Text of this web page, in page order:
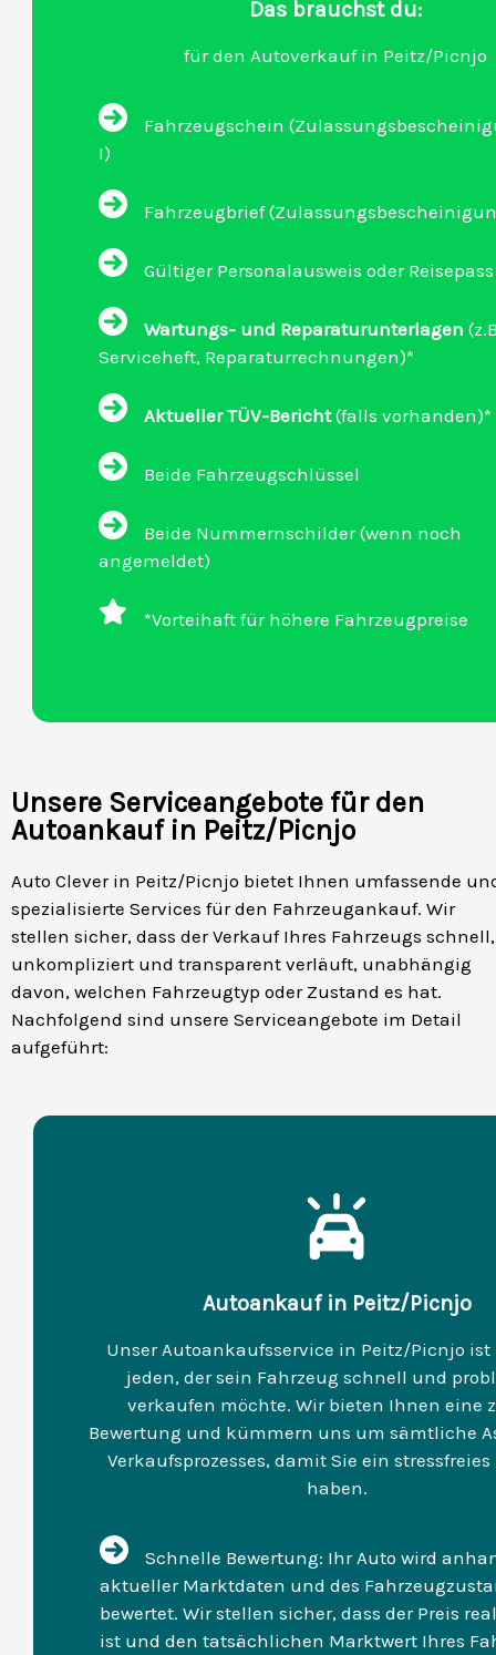
Das brauchst du:
für den Autoverkauf in Peitz/Picnjo
Fahrzeugschein
I)
Fahrzeugbrief
Gültiger Personalausweis oder Reisepass
Wartungs- und Reparaturunterlagen
Serviceheft, Reparaturrechnungen)*
Aktueller TÜV-Bericht(falls vorhanden)*
Beide Fahrzeugschlüssel
Beide Nummernschilder (wenn noch
angemeldet)
*Vorteihaft für höhere Fahrzeugpreise
Unsere Serviceangebote für den
Autoankauf in Peitz/Picnjo
Auto Clever in Peitz/Picnjo bietet Ihnen umfassende
spezialisierte Services für den Fahrzeugankauf. Wir
stellen sicher, dass der Verkauf Ihres Fahrzeugs schnell,
unkompliziert und transparent verläuft, unabhängig
davon, welchen Fahrzeugtyp oder Zustand es hat.
Nachfolgend sind unsere Serviceangebote im Detail
aufgeführt:
Autoankauf in Peitz/Picnjo
Unser Autoankaufsservice in Peitz/Picnjo
jeden, der sein Fahrzeug schnell und
verkaufen möchte. Wir bieten Ihnen eine
Bewertung und kümmern uns um sämtliche
Verkaufsprozesses, damit Sie ein
haben.
Schnelle Bewertung: Ihr Auto wird
aktueller Marktdaten und des
bewertet. Wir stellen sicher, dass der Preis
ist und den tatsächlichen Marktwert Ihres